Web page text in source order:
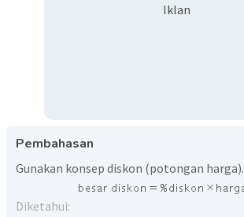
Iklan
Pembahasan
Gunakan konsep diskon (potongan harga).
Diketahui: